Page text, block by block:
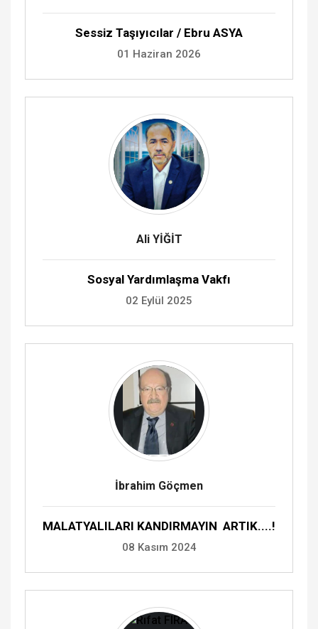
Sessiz Taşıyıcılar / Ebru ASYA
01 Haziran 2026
Ali YİĞİT
Sosyal Yardımlaşma Vakfı
02 Eylül 2025
İbrahim Göçmen
MALATYALILARI KANDIRMAYIN ARTIK....!
08 Kasım 2024